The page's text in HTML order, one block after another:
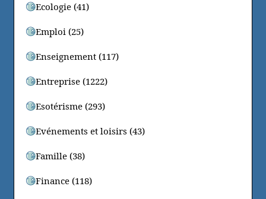
Ecologie (41)
Emploi (25)
Enseignement (117)
Entreprise (1222)
Esotérisme (293)
Evénements et loisirs (43)
Famille (38)
Finance (118)